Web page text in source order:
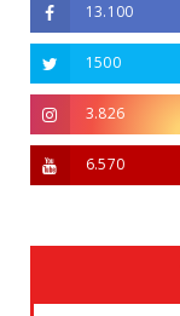
13.100
1500
3.826
6.570